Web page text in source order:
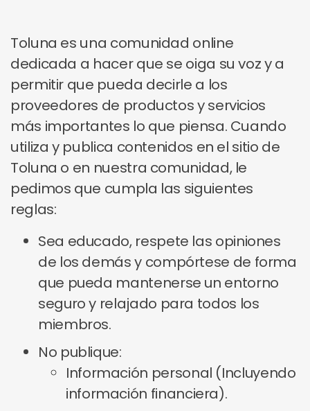
Toluna es una comunidad online
dedicada a hacer que se oiga su voz y a
permitir que pueda decirle a los
proveedores de productos y servicios
más importantes lo que piensa. Cuando
utiliza y publica contenidos en el sitio de
Toluna o en nuestra comunidad, le
pedimos que cumpla las siguientes
reglas:
Sea educado, respete las opiniones
de los demás y compórtese de forma
que pueda mantenerse un entorno
seguro y relajado para todos los
miembros.
No publique:
Información personal (Incluyendo
información financiera).